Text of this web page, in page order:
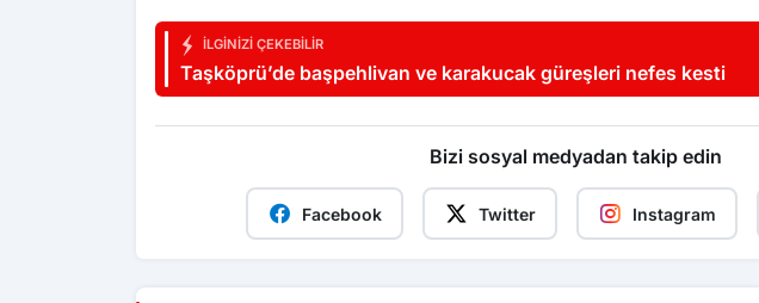
İLGINIZI ÇEKEBILIR
Taşköprü’de başpehlivan ve karakucak güreşleri nefes kesti
Bizi sosyal medyadan takip edin
Facebook Twitter Instagram